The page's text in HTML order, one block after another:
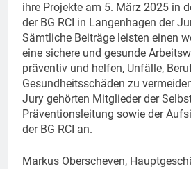
ihre Projekte am 5. März 2025 in
der BG RCI in Langenhagen der
Sämtliche Beiträge leisten einen
eine sichere und gesunde
präventiv und helfen, Unfälle,
Gesundheitsschäden zu
Jury gehörten Mitglieder der
Präventionsleitung sowie der
der BG RCI an.
Markus Oberscheven,